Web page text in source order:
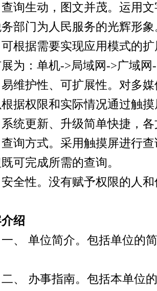
生动，图文并茂。运用文
部门为人民服务的光辉形象
据需要实现应用模式的扩
为：单机->局域网->广域网
护性、可扩展性。对多媒
据权限和实际情况通过触
统更新、升级简单快捷，
方式。采用触摸屏进行查
可完成所需的查询。
性。没有赋予权限的人和
绍
单位简介。包括单位的
办事指南。包括本单位